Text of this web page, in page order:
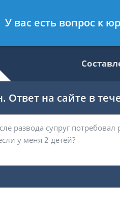
праву
Ответ на сайте в
У вас есть вопрос к